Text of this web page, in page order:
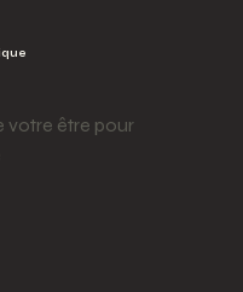
votre être pour